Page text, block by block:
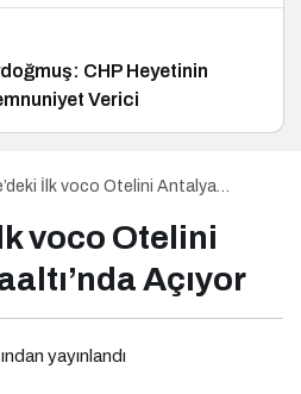
CHP Heyetinin
Verici
İlk voco Otelini Antalya
voco Otelini
Açıyor
yayınlandı